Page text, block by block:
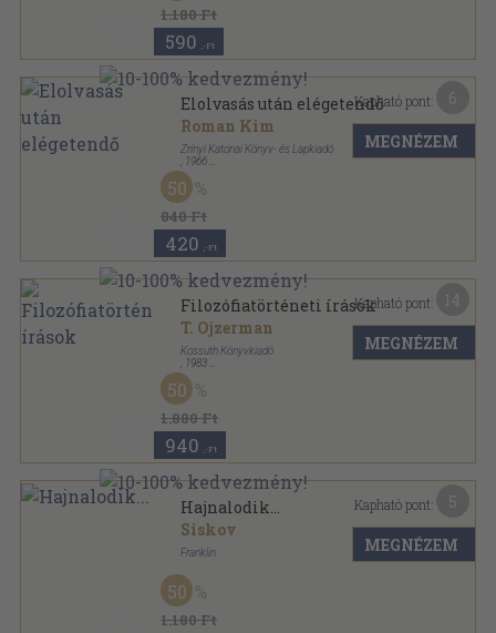
1.180 Ft
590 ,-Ft
Elolvasás után elégetendő
Roman Kim
Zrínyi Katonai Könyv- és Lapkiadó
1966
Fűzött papírkötés
Reflektor sorozat
840 Ft
50
420 ,-Ft
Kapható pont:
MEGNÉZEM
Filozófiatörténeti írások
T. Ojzerman
Kossuth Könyvkiadó
1983
Fűzött kemény papírkötés
1.880 Ft
50
940 ,-Ft
Kapható pont:
MEGNÉZEM
Hajnalodik...
Siskov
Franklin
Félvászon
1.180 Ft
50
Kapható pont:
MEGNÉZEM